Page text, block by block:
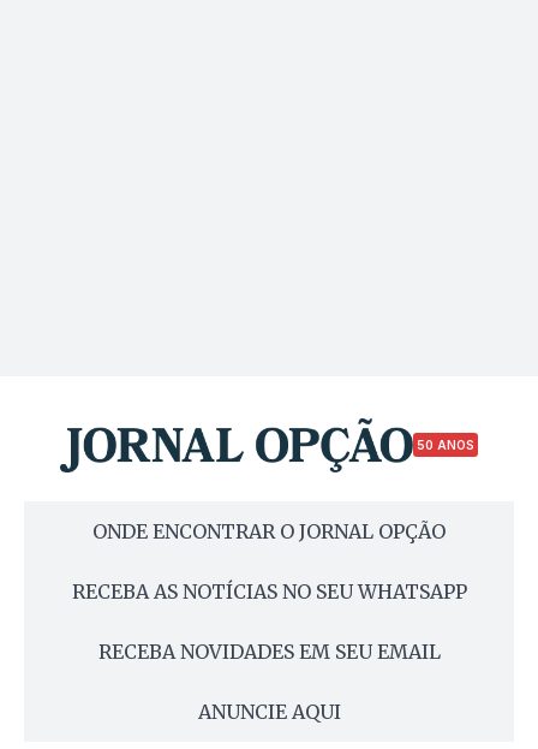
50 ANOS
ONDE ENCONTRAR O JORNAL OPÇÃO
RECEBA AS NOTÍCIAS NO SEU WHATSAPP
RECEBA NOVIDADES EM SEU EMAIL
ANUNCIE AQUI